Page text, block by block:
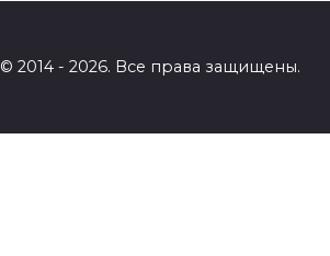
2014 - 2026. Все права защищены.